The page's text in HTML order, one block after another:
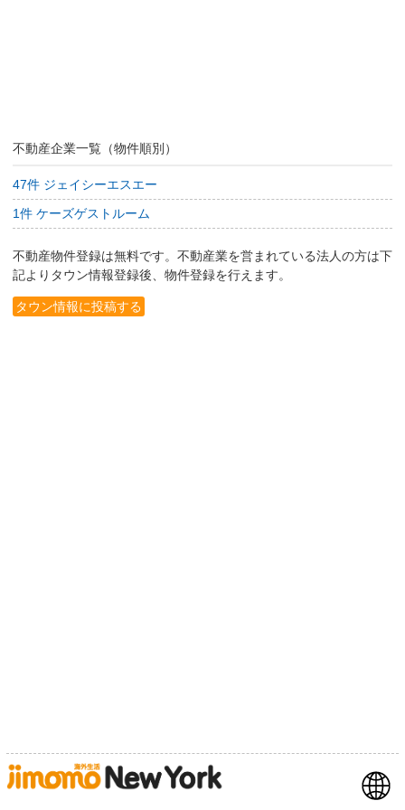
不動産企業一覧（物件順別）
47件 ジェイシーエスエー
1件 ケーズゲストルーム
不動産物件登録は無料です。不動産業を営まれている法人の方は下
記よりタウン情報登録後、物件登録を行えます。
タウン情報に投稿する